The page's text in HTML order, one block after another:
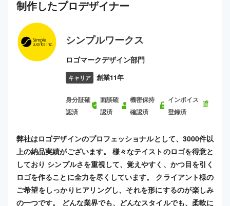
制作したプロデザイナー
シンプルワークス
ロゴマークデザイン部門
キャリア 創業11年
身分証確
認済
面談確
認済
機密保持
確認済
インボイス
登録済
弊社はロゴデザインのプロフェッショナルとして、3000件以
上の納品実績がございます。 様々なテイストのロゴを得意と
しており シンプルさを重視して、覚えやすく、かつ目を引く
ロゴを作ることに全力を尽くしています。 クライアント様の
ご希望をしっかりヒアリングし、それを形にするのが楽しみ
の一つです。 どんな業界でも、どんなスタイルでも、柔軟に